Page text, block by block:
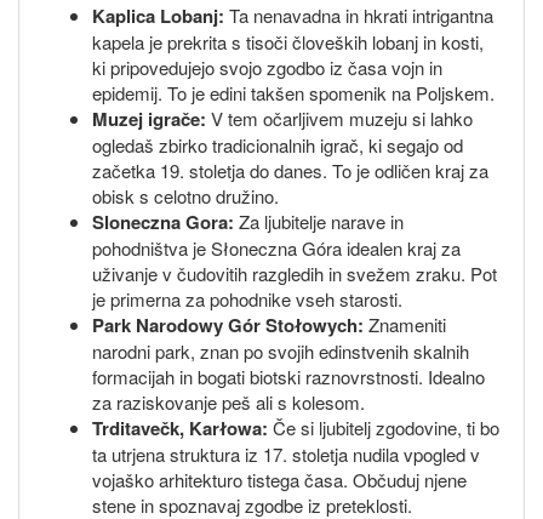
Kaplica Lobanj: Ta nenavadna in hkrati intrigantna
kapela je prekrita s tisoči človeških lobanj in kosti,
ki pripovedujejo svojo zgodbo iz časa vojn in
epidemij. To je edini takšen spomenik na Poljskem.
Muzej igrače: V tem očarljivem muzeju si lahko
ogledaš zbirko tradicionalnih igrač, ki segajo od
začetka 19. stoletja do danes. To je odličen kraj za
obisk s celotno družino.
Sloneczna Gora: Za ljubitelje narave in
pohodništva je Słoneczna Góra idealen kraj za
uživanje v čudovitih razgledih in svežem zraku. Pot
je primerna za pohodnike vseh starosti.
Park Narodowy Gór Stołowych: Znameniti
narodni park, znan po svojih edinstvenih skalnih
formacijah in bogati biotski raznovrstnosti. Idealno
za raziskovanje peš ali s kolesom.
Trditavečk, Karłowa: Če si ljubitelj zgodovine, ti bo
ta utrjena struktura iz 17. stoletja nudila vpogled v
vojaško arhitekturo tistega časa. Občuduj njene
stene in spoznavaj zgodbe iz preteklosti.